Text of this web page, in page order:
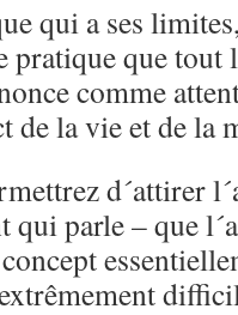
qui a ses
pratique que
comme
de la vie et de la
d´attirer
qui parle – que